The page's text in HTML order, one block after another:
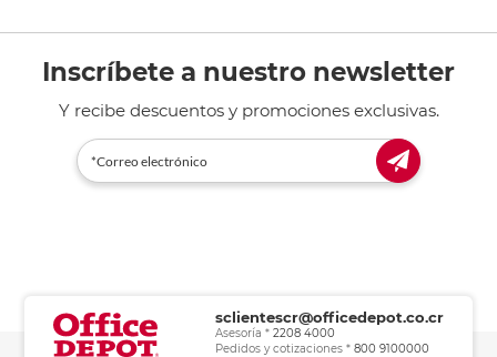
Inscríbete a nuestro newsletter
Y recibe descuentos y promociones exclusivas.
sclientescr@officedepot.co.cr
Asesoría *2208 4000
Pedidos y cotizaciones *800 9100000